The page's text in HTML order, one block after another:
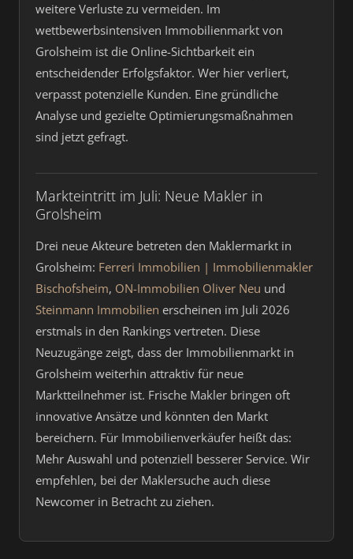
weitere Verluste zu vermeiden. Im
wettbewerbsintensiven Immobilienmarkt von
Grolsheim ist die Online-Sichtbarkeit ein
entscheidender Erfolgsfaktor. Wer hier verliert,
verpasst potenzielle Kunden. Eine gründliche
Analyse und gezielte Optimierungsmaßnahmen
sind jetzt gefragt.
Markteintritt im Juli: Neue Makler in
Grolsheim
Drei neue Akteure betreten den Maklermarkt in
Grolsheim: Ferreri Immobilien | Immobilienmakler
Bischofsheim, ON-Immobilien Oliver Neu und
Steinmann Immobilien erscheinen im Juli 2026
erstmals in den Rankings vertreten. Diese
Neuzugänge zeigt, dass der Immobilienmarkt in
Grolsheim weiterhin attraktiv für neue
Marktteilnehmer ist. Frische Makler bringen oft
innovative Ansätze und könnten den Markt
bereichern. Für Immobilienverkäufer heißt das:
Mehr Auswahl und potenziell besserer Service. Wir
empfehlen, bei der Maklersuche auch diese
Newcomer in Betracht zu ziehen.